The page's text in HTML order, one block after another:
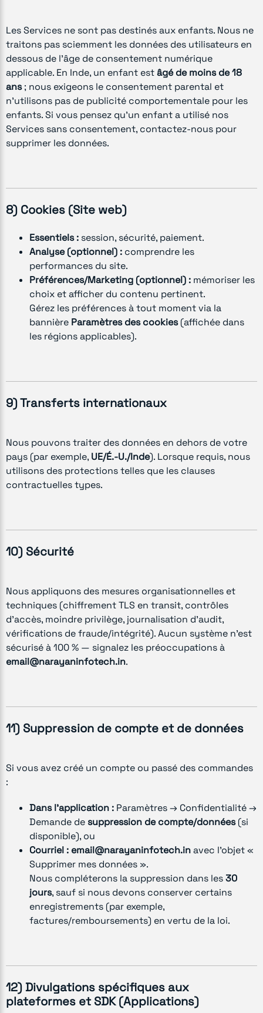
Les Services ne sont pas destinés aux enfants. Nous ne
traitons pas sciemment les données des utilisateurs en
dessous de l’âge de consentement numérique
applicable. En Inde, un enfant estâgé de moins de 18
ans; nous exigeons le consentement parental et
n’utilisons pas de publicité comportementale pour les
enfants. Si vous pensez qu’un enfant a utilisé nos
Services sans consentement, contactez-nous pour
supprimer les données.
8) Cookies (Site web)
Essentiels : session, sécurité, paiement.
Analyse (optionnel) : comprendre les
performances du site.
Préférences/Marketing (optionnel) : mémoriser les
choix et afficher du contenu pertinent.
Gérez les préférences à tout moment via la
bannière Paramètres des cookies(affichée dans
les régions applicables).
9) Transferts internationaux
Nous pouvons traiter des données en dehors de votre
pays (par exemple, UE/É.-U./Inde). Lorsque requis, nous
utilisons des protections telles que les clauses
contractuelles types.
10) Sécurité
Nous appliquons des mesures organisationnelles et
techniques (chiffrement TLS en transit, contrôles
d’accès, moindre privilège, journalisation d’audit,
vérifications de fraude/intégrité). Aucun système n’est
sécurisé à 100 % — signalez les préoccupations à
email@narayaninfotech.in.
11) Suppression de compte et de données
Si vous avez créé un compte ou passé des commandes
:
Dans l’application : Paramètres → Confidentialité →
Demande de suppression de compte/données(si
disponible), ou
Courriel : email@narayaninfotech.inavec l’objet «
Supprimer mes données ».
Nous compléterons la suppression dans les30
jours, sauf si nous devons conserver certains
enregistrements (par exemple,
factures/remboursements) en vertu de la loi.
12) Divulgations spécifiques aux
plateformes et SDK (Applications)